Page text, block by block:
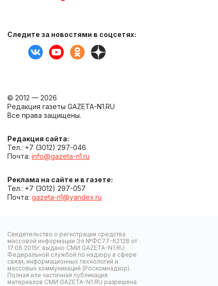
Следите за новостями в соцсетях:
© 2012 — 2026
Редакция газеты GAZETA-N1.RU
Все права защищены.
Редакция сайта:
Тел.: +7 (3012) 297-046
Почта: info@gazeta-n1.ru
Реклама на сайте и в газете:
Тел.: +7 (3012) 297-057
Почта: gazeta-n1@yandex.ru
Свидетельство о регистрации средства
массовой информации Эл №ФС77-62128 от
17.06.2015г. выдано СМИ GAZETA-N1.RU
Федеральной службой по надзору в сфере
связи, информационных технологий и
массовых коммуникаций (Роскомнадзор).
Полная или частичная публикация
материалов СМИ GAZETA-N1.RU разрешена